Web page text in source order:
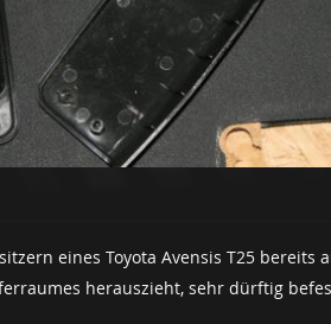
eines Toyota Avensis T25 bereits
herauszieht, sehr dürftig